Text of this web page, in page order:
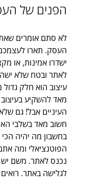
הפנים של
לא סתם אומרים
העסק. תארו
ישדרו אמינות, או
לאתר ובטח שלא
עיצוב הוא חלק
מאד להשקיע
העיניים אבל! גם
חשוב מאד בשלבי
בחשבון מה יהיה הכי
הפוטנציאלי ומה
נכנס לאתר. משם יש
לגלישה באתר.